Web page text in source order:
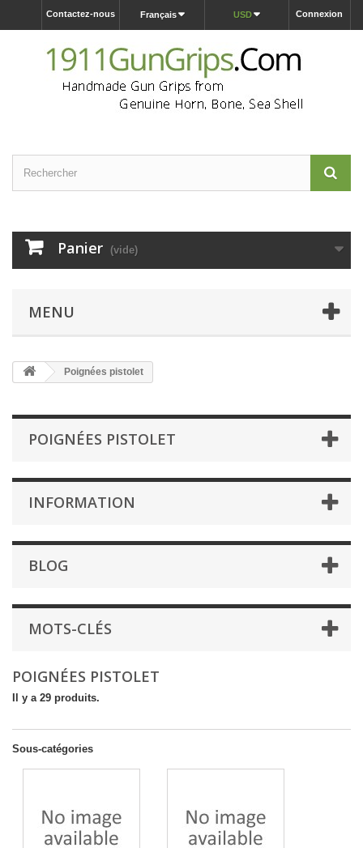
Connexion
USD
Français
Contactez-nous
Panier (vide)
MENU
Poignées pistolet
POIGNÉES PISTOLET
INFORMATION
BLOG
MOTS-CLÉS
POIGNÉES PISTOLET
Il y a 29 produits.
Sous-catégories